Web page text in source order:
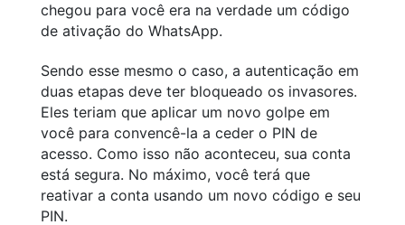
chegou para você era na verdade um código
de ativação do WhatsApp.
Sendo esse mesmo o caso, a autenticação em
duas etapas deve ter bloqueado os invasores.
Eles teriam que aplicar um novo golpe em
você para convencê-la a ceder o PIN de
acesso. Como isso não aconteceu, sua conta
está segura. No máximo, você terá que
reativar a conta usando um novo código e seu
PIN.